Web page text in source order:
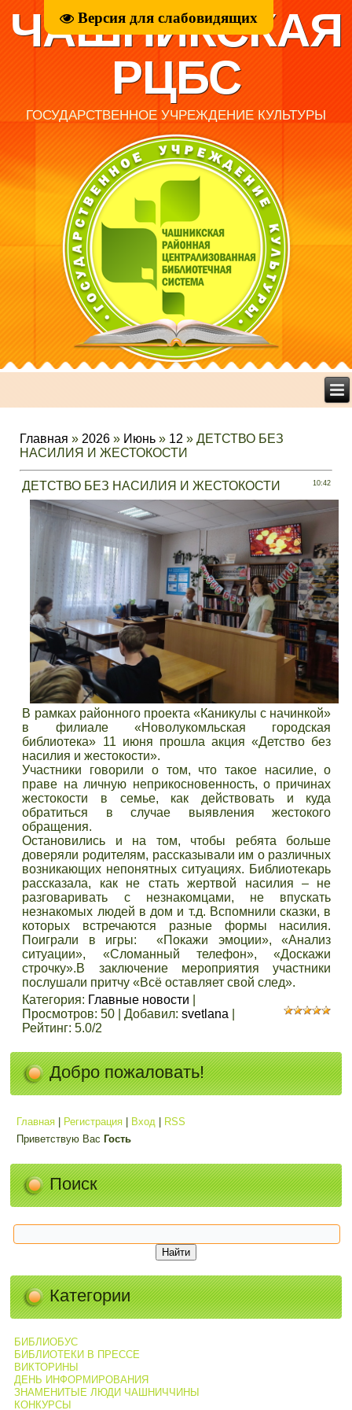
Версия для слабовидящих
ЧАШНИКСКАЯ
РЦБС
ГОСУДАРСТВЕННОЕ УЧРЕЖДЕНИЕ КУЛЬТУРЫ
Главная » 2026 » Июнь » 12 » ДЕТСТВО БЕЗ
НАСИЛИЯ И ЖЕСТОКОСТИ
10:42
ДЕТСТВО БЕЗ НАСИЛИЯ И ЖЕСТОКОСТИ
В рамках районного проекта «Каникулы с начинкой»
в филиале «Новолукомльская городская
библиотека» 11 июня прошла акция «Детство без
насилия и жестокости».
Участники говорили о том, что такое насилие, о
праве на личную неприкосновенность, о причинах
жестокости в семье, как действовать и куда
обратиться в случае выявления жестокого
обращения.
Остановились и на том, чтобы ребята больше
доверяли родителям, рассказывали им о различных
возникающих непонятных ситуациях. Библиотекарь
рассказала, как не стать жертвой насилия – не
разговаривать с незнакомцами, не впускать
незнакомых людей в дом и т.д. Вспомнили сказки, в
которых встречаются разные формы насилия.
Поиграли в игры: «Покажи эмоции», «Анализ
ситуации», «Сломанный телефон», «Доскажи
строчку».В заключение мероприятия участники
послушали притчу «Всё оставляет свой след».
Категория: Главные новости
Просмотров: 50 |Добавил: svetlana
Рейтинг: 5.0/2
Добро пожаловать!
Главная Регистрация Вход
RSS
Приветствую Вас Гость
Поиск
Категории
БИБЛИОБУС
БИБЛИОТЕКИ В ПРЕССЕ
ВИКТОРИНЫ
ДЕНЬ ИНФОРМИРОВАНИЯ
ЗНАМЕНИТЫЕ ЛЮДИ ЧАШНИЧЧИНЫ
КОНКУРСЫ